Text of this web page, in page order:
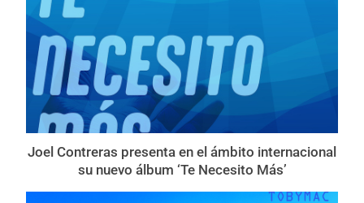
Joel Contreras presenta en el ámbito internacional
su nuevo álbum ‘Te Necesito Más’